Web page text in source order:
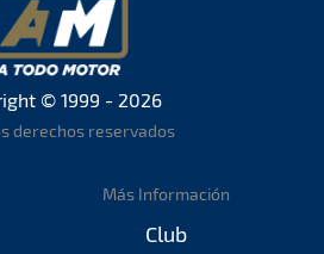
© 1999 - 2026
derechos reservados
Más Información
Club